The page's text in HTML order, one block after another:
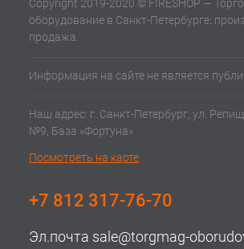
Copyright 2019-2020 © FIRESHOP —
оборудование в Санкт-Петербурге:
продажа.
Информация на сайте не является
Наш адрес: г. Санкт-Петербург, ул.
№9, База «Фортуна»
Посмотреть на карте
+7 812 317-76-70
Эл.почта sale@torgmag-